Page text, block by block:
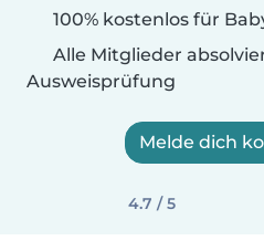
100% kostenlos für
Alle Mitglieder
Ausweisprüfung
Melde dich
4.7 / 5